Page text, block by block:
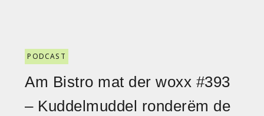
PODCAST
Am Bistro mat der woxx #393
– Kuddelmuddel ronderëm de